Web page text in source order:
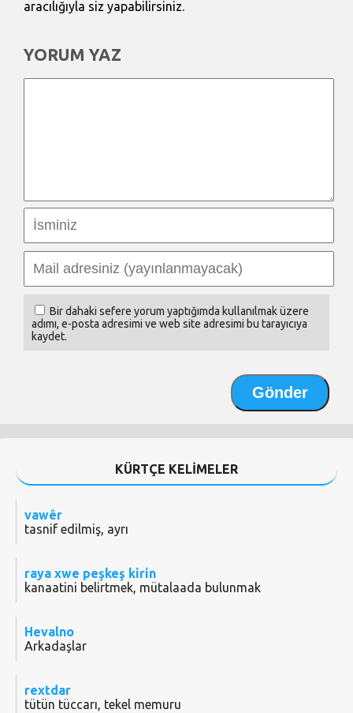
aracılığıyla siz yapabilirsiniz.
YORUM YAZ
Bir dahaki sefere yorum yaptığımda kullanılmak üzere
adımı, e-posta adresimi ve web site adresimi bu tarayıcıya
kaydet.
KÜRTÇE KELİMELER
vawêr
tasnif edilmiş, ayrı
raya xwe peşkeş kirin
kanaatini belirtmek, mütalaada bulunmak
Hevalno
Arkadaşlar
rextdar
tütün tüccarı, tekel memuru